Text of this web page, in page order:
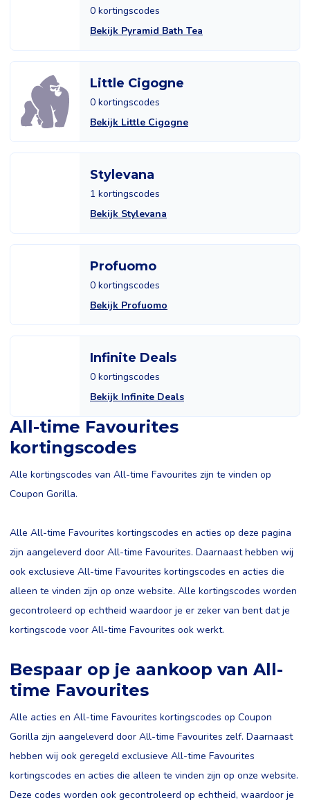
0 kortingscodes
Bekijk Pyramid Bath Tea
Little Cigogne
0 kortingscodes
Bekijk Little Cigogne
Stylevana
1 kortingscodes
Bekijk Stylevana
Profuomo
0 kortingscodes
Bekijk Profuomo
Infinite Deals
0 kortingscodes
Bekijk Infinite Deals
All-time Favourites
kortingscodes
Alle kortingscodes van All-time Favourites zijn te vinden op
Coupon Gorilla.
Alle All-time Favourites kortingscodes en acties op deze pagina
zijn aangeleverd door All-time Favourites. Daarnaast hebben wij
ook exclusieve All-time Favourites kortingscodes en acties die
alleen te vinden zijn op onze website. Alle kortingscodes worden
gecontroleerd op echtheid waardoor je er zeker van bent dat je
kortingscode voor All-time Favourites ook werkt.
Bespaar op je aankoop van All-
time Favourites
Alle acties en All-time Favourites kortingscodes op Coupon
Gorilla zijn aangeleverd door All-time Favourites zelf. Daarnaast
hebben wij ook geregeld exclusieve All-time Favourites
kortingscodes en acties die alleen te vinden zijn op onze website.
Deze codes worden ook gecontroleerd op echtheid, waardoor je